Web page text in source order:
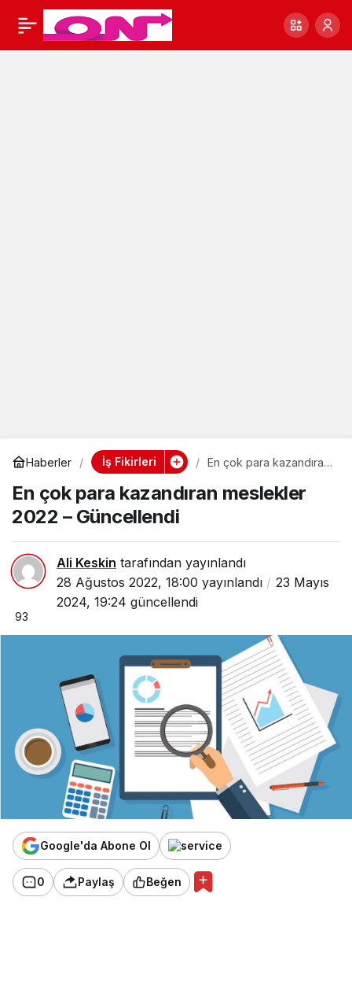
Haberler İş Fikirleri
En çok para kazandıran
Güncellendi
En çok para kazandıran meslekler
2022 – Güncellendi
Ali Keskin tarafından yayınlandı
28 Ağustos 2022, 18:00 yayınlandı
23 Mayıs
2024, 19:24 güncellendi
93
Google'da Abone Ol
0 Paylaş Beğen
Müzik dinleyerek Paylaş